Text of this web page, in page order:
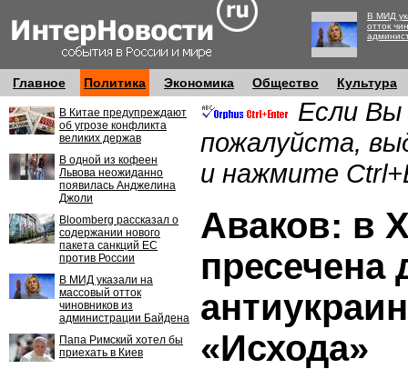
В МИД
отток
Главное Политика Экономика Общество Культура
В Китае предупреждают
об угрозе конфликта
великих держав
В одной из кофеен
Львова неожиданно
появилась Анджелина
Джоли
Bloomberg рассказал о
содержании нового
пакета санкций ЕС
против России
В МИД указали на
массовый отток
чиновников из
администрации Байдена
Папа Римский хотел бы
приехать в Киев
Если Вы
пожалуйста,
и нажмите
Аваков: в
пресечена
«Исхода»